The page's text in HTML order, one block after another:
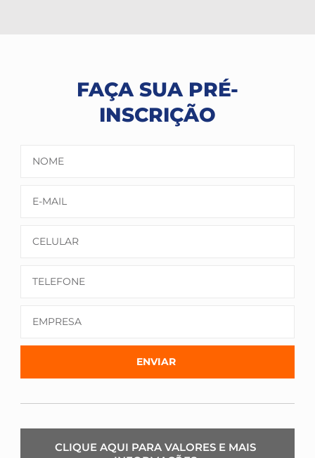
FAÇA SUA PRÉ-
INSCRIÇÃO
ENVIAR
CLIQUE AQUI PARA VALORES E MAIS